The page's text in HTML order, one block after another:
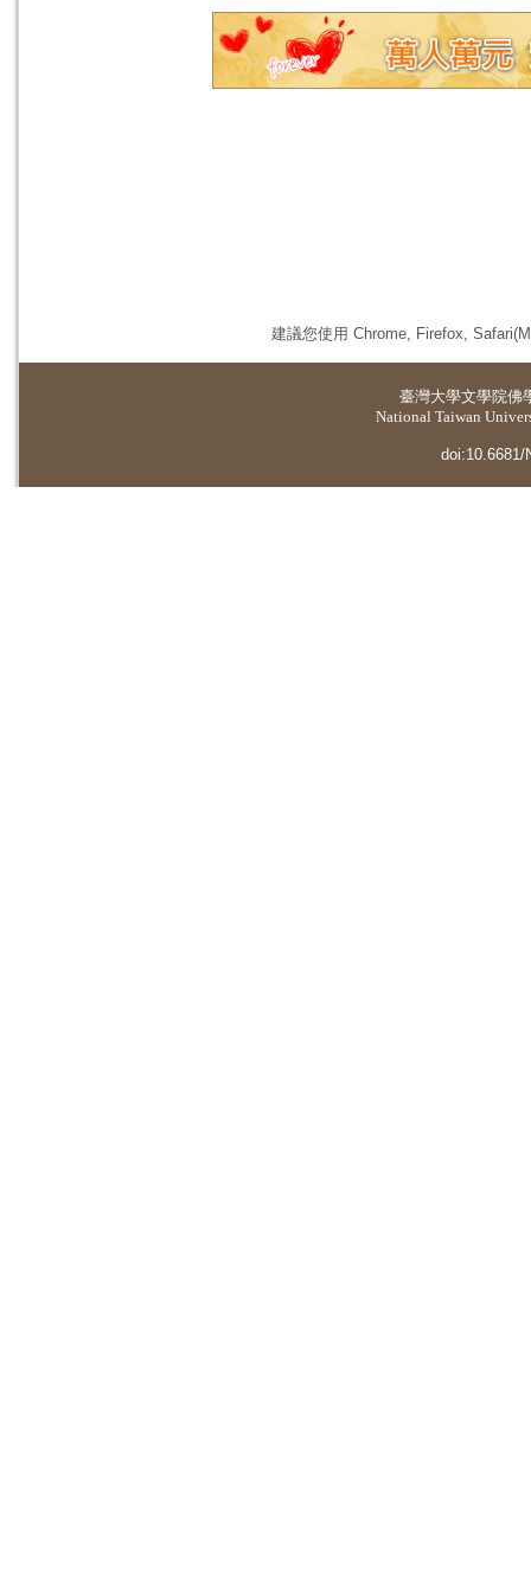
建議您使用 Chrome, Firefox,
臺灣大學文學院佛
National Taiwan
doi:10.6681/